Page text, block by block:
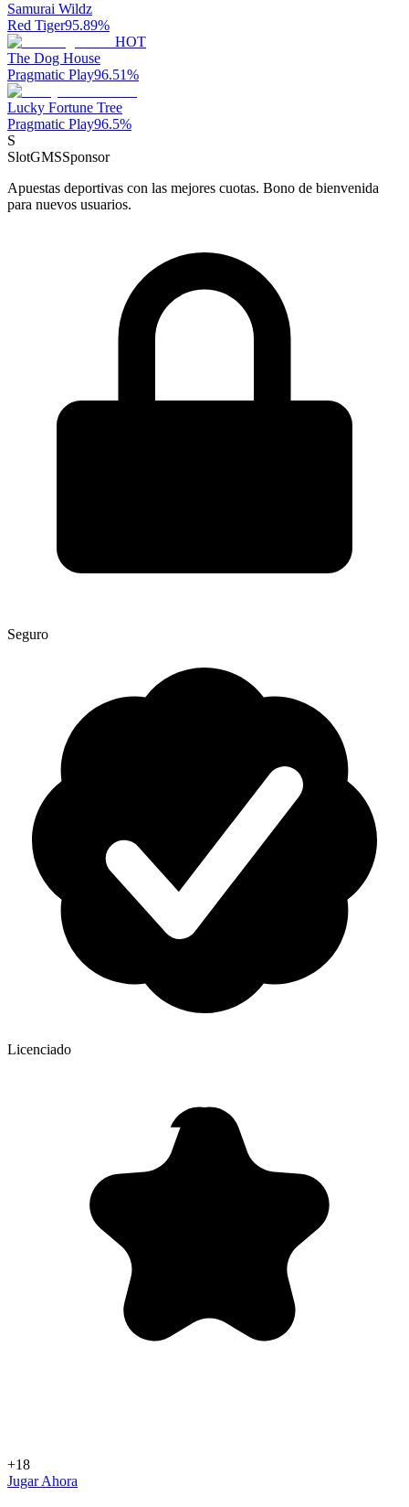
Samurai Wildz
Red Tiger95.89%
HOT
The Dog House
Pragmatic Play96.51%
Lucky Fortune Tree
Pragmatic Play96.5%
S
SlotGMSSponsor
Apuestas deportivas con las mejores cuotas. Bono de bienvenida
para nuevos usuarios.
Seguro
Licenciado
+18
Jugar Ahora